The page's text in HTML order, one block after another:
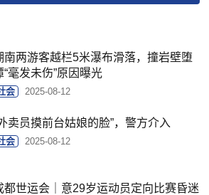
南两游客越栏5米瀑布滑落，撞岩壁堕
“毫发未伤”原因曝光
会 2025-08-12
卖员摸前台姑娘的脸”，警方介入
会 2025-08-12
都世运会｜意29岁运动员定向比赛昏迷